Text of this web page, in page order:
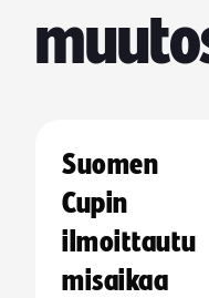
Suomen
Cupin
ilmoittautu
misaikaa